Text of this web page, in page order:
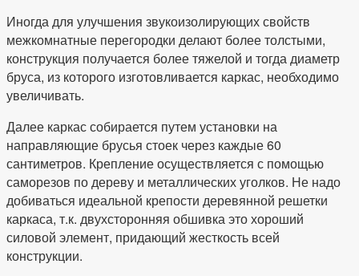
Иногда для улучшения звукоизолирующих свойств
межкомнатные перегородки делают более толстыми,
конструкция получается более тяжелой и тогда диаметр
бруса, из которого изготовливается каркас, необходимо
увеличивать.
Далее каркас собирается путем установки на
направляющие брусья стоек через каждые 60
сантиметров. Крепление осуществляется с помощью
саморезов по дереву и металлических уголков. Не надо
добиваться идеальной крепости деревянной решетки
каркаса, т.к. двухсторонняя обшивка это хороший
силовой элемент, придающий жесткость всей
конструкции.